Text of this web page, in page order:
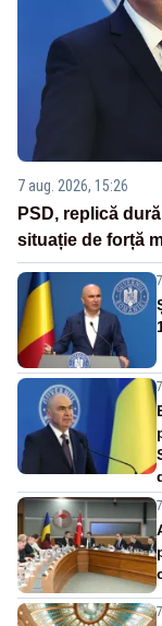
7 aug. 2026, 15:26
PSD, replică
situație de forță